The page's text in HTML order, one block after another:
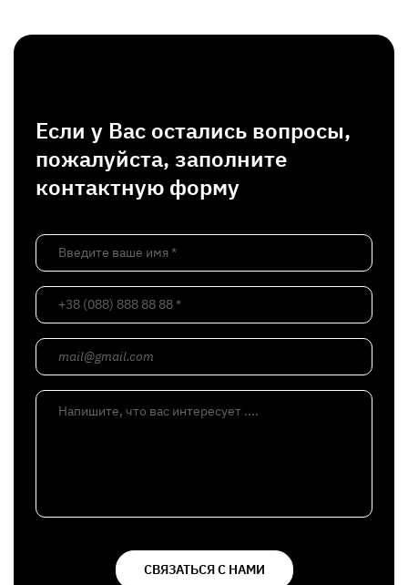
Если у Вас остались вопросы,
пожалуйста, заполните
контактную форму
Введите ваше имя *
+38 (088) 888 88 88 *
mail@gmail.com
Напишите, что вас интересует ....
СВЯЗАТЬСЯ С НАМИ